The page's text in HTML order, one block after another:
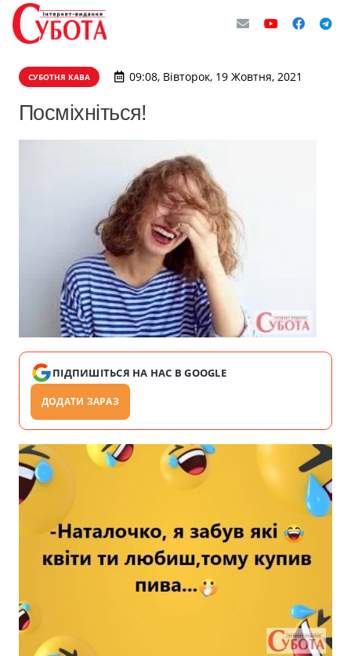
СУБОТНЯ КАВА 09:08, Вівторок, 19 Жовтня, 2021
Посміхніться!
ПІДПИШІТЬСЯ НА НАС В GOOGLE
ДОДАТИ ЗАРАЗ